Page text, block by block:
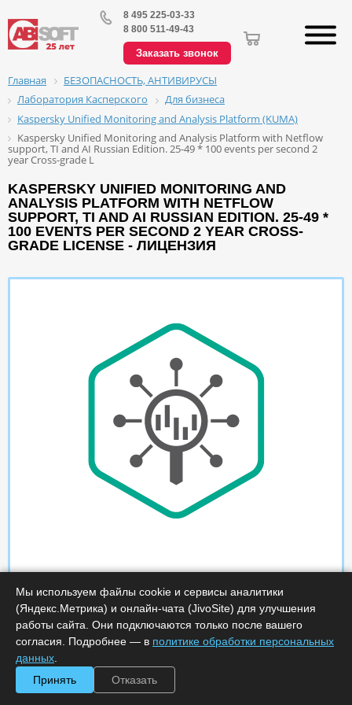
8 495 225-03-33
8 800 511-49-43
Заказать звонок
Главная
БЕЗОПАСНОСТЬ, АНТИВИРУСЫ
Лаборатория Касперского
Для бизнеса
Kaspersky Unified Monitoring and Analysis Platform (KUMA)
Kaspersky Unified Monitoring and Analysis Platform with Netflow
support, TI and AI Russian Edition. 25-49 * 100 events per second 2
year Cross-grade L
KASPERSKY UNIFIED MONITORING AND
ANALYSIS PLATFORM WITH NETFLOW
SUPPORT, TI AND AI RUSSIAN EDITION. 25-49 *
100 EVENTS PER SECOND 2 YEAR CROSS-
GRADE LICENSE - ЛИЦЕНЗИЯ
Мы используем файлы cookie и сервисы аналитики
(Яндекс.Метрика) и онлайн-чата (JivoSite) для улучшения
работы сайта. Они подключаются только после вашего
согласия. Подробнее — в политике обработки персональных
данных
Принять
Отказать